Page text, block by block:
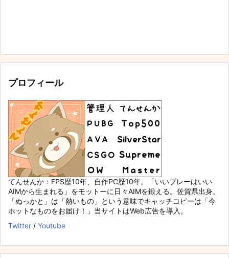
プロフィール
てんせんか：FPS歴10年、自作PC歴10年。「いいプレーはいい
AIMから生まれる」をモットーに日々AIMを鍛える。佐賀県出身。
「ぬっかと」は「熱いもの」という意味でキャッチコピーは「今
ホットなものをお届け！」当サイトはWeb広告を導入。
Twitter / Youtube